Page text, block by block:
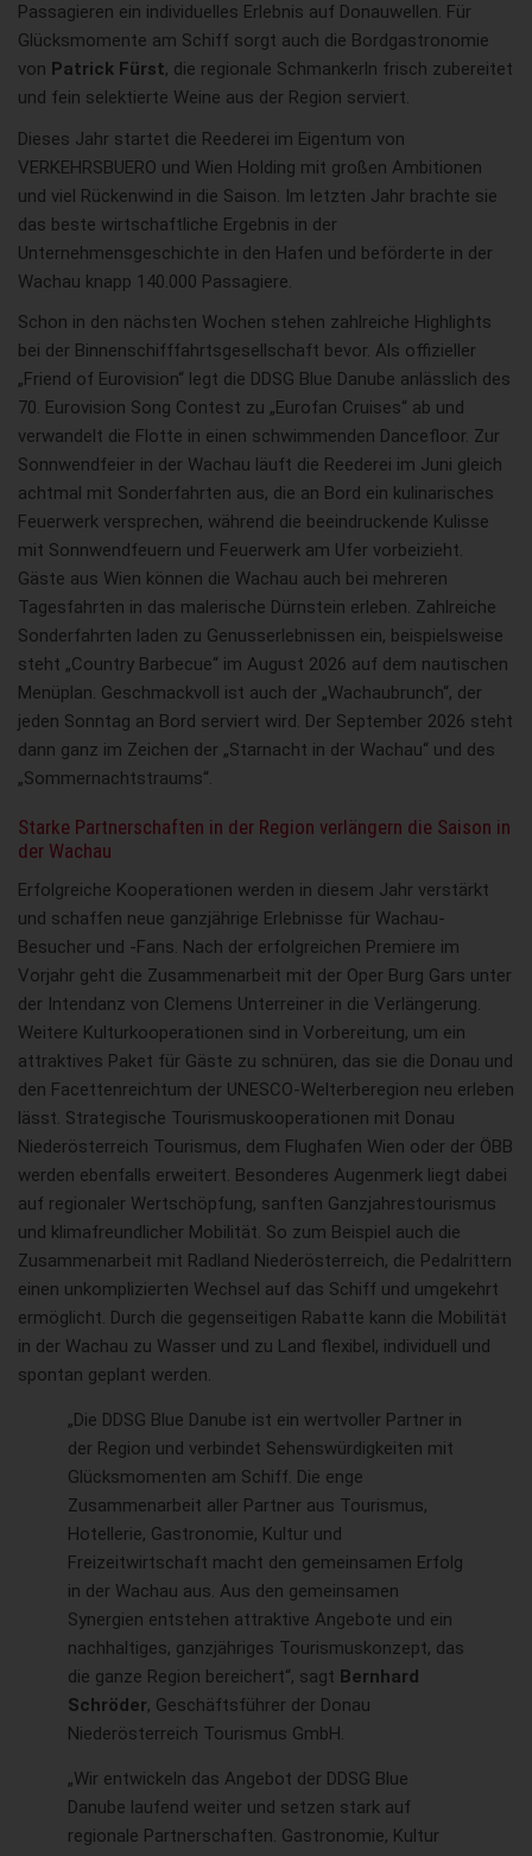
Passagieren ein individuelles Erlebnis auf Donauwellen. Für
Glücksmomente am Schiff sorgt auch die Bordgastronomie
von Patrick Fürst, die regionale Schmankerln frisch zubereitet
und fein selektierte Weine aus der Region serviert.
Dieses Jahr startet die Reederei im Eigentum von
VERKEHRSBUERO und Wien Holding mit großen Ambitionen
und viel Rückenwind in die Saison. Im letzten Jahr brachte sie
das beste wirtschaftliche Ergebnis in der
Unternehmensgeschichte in den Hafen und beförderte in der
Wachau knapp 140.000 Passagiere.
Schon in den nächsten Wochen stehen zahlreiche Highlights
bei der Binnenschifffahrtsgesellschaft bevor. Als offizieller
„Friend of Eurovision“ legt die DDSG Blue Danube anlässlich des
70. Eurovision Song Contest zu „Eurofan Cruises“ ab und
verwandelt die Flotte in einen schwimmenden Dancefloor. Zur
Sonnwendfeier in der Wachau läuft die Reederei im Juni gleich
achtmal mit Sonderfahrten aus, die an Bord ein kulinarisches
Feuerwerk versprechen, während die beeindruckende Kulisse
mit Sonnwendfeuern und Feuerwerk am Ufer vorbeizieht.
Gäste aus Wien können die Wachau auch bei mehreren
Tagesfahrten in das malerische Dürnstein erleben. Zahlreiche
Sonderfahrten laden zu Genusserlebnissen ein, beispielsweise
steht „Country Barbecue“ im August 2026 auf dem nautischen
Menüplan. Geschmackvoll ist auch der „Wachaubrunch“, der
jeden Sonntag an Bord serviert wird. Der September 2026 steht
dann ganz im Zeichen der „Starnacht in der Wachau“ und des
„Sommernachtstraums“.
Starke Partnerschaften in der Region verlängern die Saison in
der Wachau
Erfolgreiche Kooperationen werden in diesem Jahr verstärkt
und schaffen neue ganzjährige Erlebnisse für Wachau-
Besucher und -Fans. Nach der erfolgreichen Premiere im
Vorjahr geht die Zusammenarbeit mit der Oper Burg Gars unter
der Intendanz von Clemens Unterreiner in die Verlängerung.
Weitere Kulturkooperationen sind in Vorbereitung, um ein
attraktives Paket für Gäste zu schnüren, das sie die Donau und
den Facettenreichtum der UNESCO-Welterberegion neu erleben
lässt. Strategische Tourismuskooperationen mit Donau
Niederösterreich Tourismus, dem Flughafen Wien oder der ÖBB
werden ebenfalls erweitert. Besonderes Augenmerk liegt dabei
auf regionaler Wertschöpfung, sanften Ganzjahrestourismus
und klimafreundlicher Mobilität. So zum Beispiel auch die
Zusammenarbeit mit Radland Niederösterreich, die Pedalrittern
einen unkomplizierten Wechsel auf das Schiff und umgekehrt
ermöglicht. Durch die gegenseitigen Rabatte kann die Mobilität
in der Wachau zu Wasser und zu Land flexibel, individuell und
spontan geplant werden.
„Die DDSG Blue Danube ist ein wertvoller Partner in
der Region und verbindet Sehenswürdigkeiten mit
Glücksmomenten am Schiff. Die enge
Zusammenarbeit aller Partner aus Tourismus,
Hotellerie, Gastronomie, Kultur und
Freizeitwirtschaft macht den gemeinsamen Erfolg
in der Wachau aus. Aus den gemeinsamen
Synergien entstehen attraktive Angebote und ein
nachhaltiges, ganzjähriges Tourismuskonzept, das
die ganze Region bereichert“, sagt Bernhard
Schröder, Geschäftsführer der Donau
Niederösterreich Tourismus GmbH.
„Wir entwickeln das Angebot der DDSG Blue
Danube laufend weiter und setzen stark auf
regionale Partnerschaften. Gastronomie, Kultur